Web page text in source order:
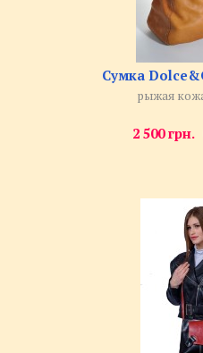
Сумка
рыжая
2 500 грн.